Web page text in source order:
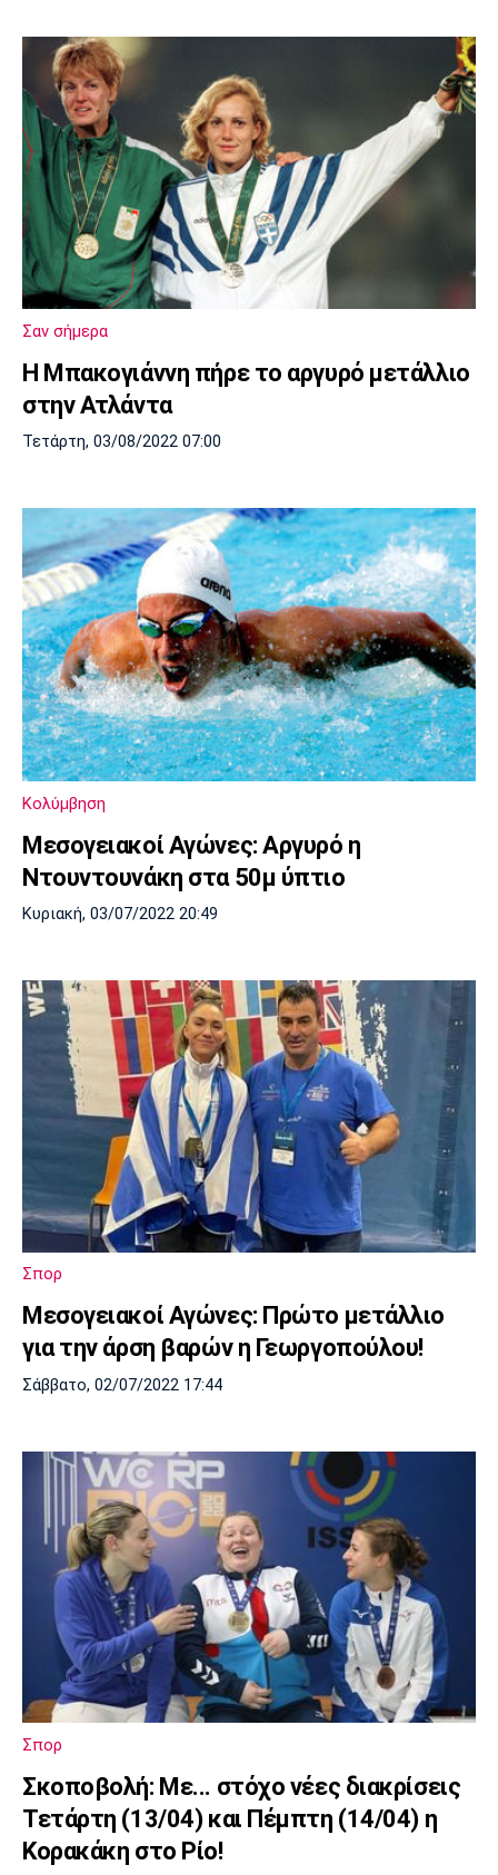
Σαν σήμερα
Η Μπακογιάννη πήρε το αργυρό μετάλλιο
στην Ατλάντα
Τετάρτη, 03/08/2022 07:00
Κολύμβηση
Μεσογειακοί Αγώνες: Αργυρό η
Ντουντουνάκη στα 50μ ύπτιο
Κυριακή, 03/07/2022 20:49
Σπορ
Μεσογειακοί Αγώνες: Πρώτο μετάλλιο
για την άρση βαρών η Γεωργοπούλου!
Σάββατο, 02/07/2022 17:44
Σπορ
Σκοποβολή: Με... στόχο νέες διακρίσεις
Τετάρτη (13/04) και Πέμπτη (14/04) η
Κορακάκη στο Ρίο!